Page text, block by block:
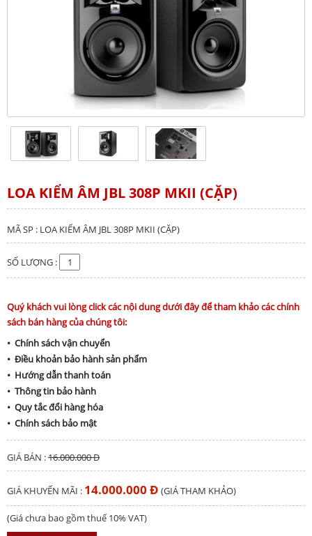
LOA KIỂM ÂM JBL 308P MKII (CẶP)
MÃ SP : LOA KIỂM ÂM JBL 308P MKII (CẶP)
SỐ LƯỢNG :
Quý khách vui lòng click các nội dung dưới đây để tham khảo các chính
sách bán hàng của chúng tôi:
• Chính sách vận chuyển
• Điều khoản bảo hành sản phẩm
• Hướng dẫn thanh toán
• Thông tin bảo hành
• Quy tắc đổi hàng hóa
• Chính sách bảo mật
GIÁ BÁN :16.000.000 Đ
GIÁ KHUYẾN MÃI : 14.000.000 Đ (GIÁ THAM KHẢO)
(Giá chưa bao gồm thuế 10% VAT)